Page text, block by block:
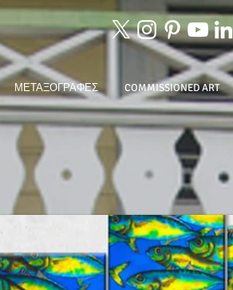
ΜΕΤΑΞΟΓΡΑΦΕΣ COMMISSIONED ART